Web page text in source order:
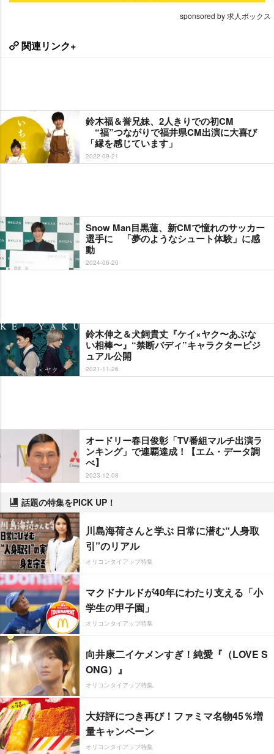
sponsored by 求人ボックス
関連リンク+
鈴木福＆誉兄妹、2人きりでの初CM
“福”つながりで福井県CM出演に大喜び
「縁を感じています」
2022-09-21
Snow Man目黒蓮、新CMで憧れのサッカー
選手に 「夢のようなシュート体験」に感
動
2024-06-20
鈴木伸之＆犬飼貴丈『ケイ×ヤク〜あぶな
い相棒〜』“禁断バディ”キャラクタービジ
ュアル公開
2021-11-26
オードリー春日俊彰「TV番組マルチ出演ラ
ンキング」で連覇達成！【エム・データ調
べ】
2023-12-08
話題の特集をPICK UP！
川島海荷さんと学ぶ 日常に潜む“人身取
引”のリアル
オリコンタイアップ特集
マクドナルドが40年にわたり支える「小
学生の甲子園」
オリコンタイアップ特集
向井康二イケメンすぎ！純愛『（LOVE S
ONG）』
オリコンタイアップ特集
大好評につき再び！ファミマ名物45％増
量キャンペーン
オリコンタイアップ特集